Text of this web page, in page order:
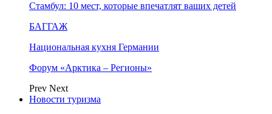
Стамбул: 10 мест, которые впечатлят ваших детей
БАГГАЖ
Национальная кухня Германии
Форум «Арктика – Регионы»
Prev Next
Новости туризма